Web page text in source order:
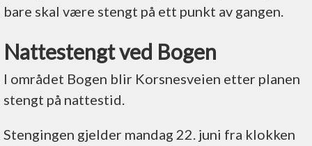
bare skal være stengt på ett punkt av gangen.
Nattestengt ved Bogen
I området Bogen blir Korsnesveien etter planen
stengt på nattestid.
Stengingen gjelder mandag 22. juni fra klokken